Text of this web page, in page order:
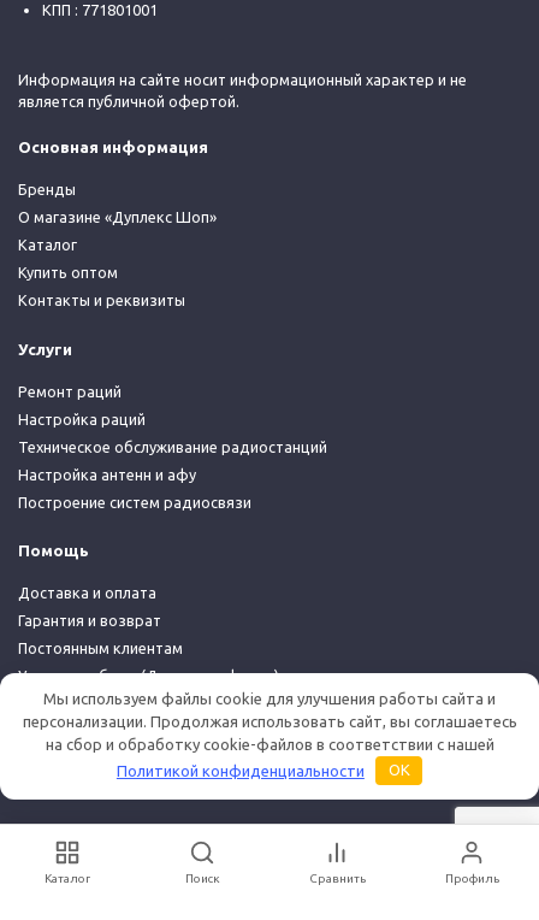
КПП : 771801001
Информация на сайте носит информационный характер и не
является публичной офертой.
Основная информация
Бренды
О магазине «Дуплекс Шоп»
Каталог
Купить оптом
Контакты и реквизиты
Услуги
Ремонт раций
Настройка раций
Техническое обслуживание радиостанций
Настройка антенн и афу
Построение систем радиосвязи
Помощь
Доставка и оплата
Гарантия и возврат
Постоянным клиентам
Условия работы (Договор-оферта)
Политика конфиденциальности
© 2026 Дуплекс Шоп
Каталог Поиск Сравнить Профиль
Мы используем файлы cookie для улучшения работы сайта и
персонализации. Продолжая использовать сайт, вы соглашаетесь
на сбор и обработку cookie-файлов в соответствии с нашей
Политикой конфиденциальности
OK